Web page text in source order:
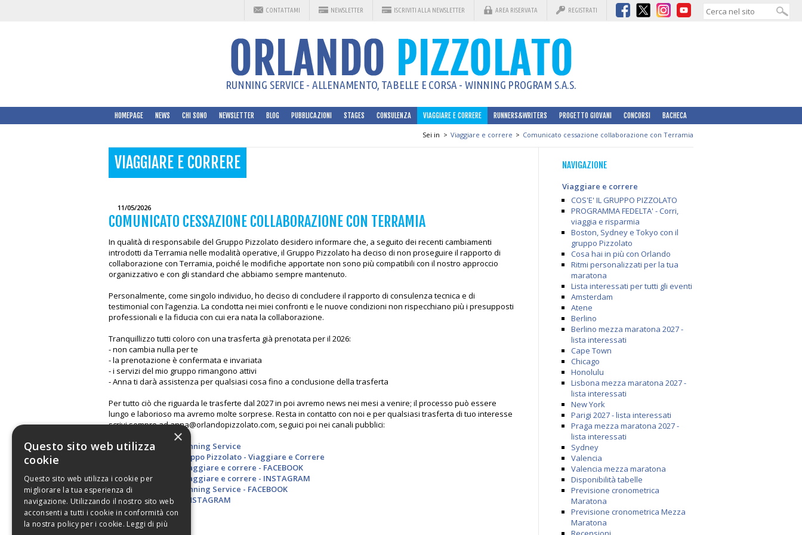
CONTATTAMI NEWSLETTER ISCRIVITI ALLA NEWSLETTER AREA RISERVATA REGISTRATI
RUNNING SERVICE - ALLENAMENTO, TABELLE E CORSA - WINNING PROGRAM S.A.S.
HOMEPAGE NEWS CHI SONO NEWSLETTER BLOG PUBBLICAZIONI STAGES CONSULENZA VIAGGIARE E CORRERE RUNNERS&WRITERS PROGETTO GIOVANI CONCORSI BACHECA
Sei in > Viaggiare e correre > Comunicato cessazione collaborazione con Terramia
VIAGGIARE E CORRERE
11/05/2026
COMUNICATO CESSAZIONE COLLABORAZIONE CON TERRAMIA
In qualità di responsabile del Gruppo Pizzolato desidero informare che, a seguito dei recenti cambiamenti
introdotti da Terramia nelle modalità operative, il Gruppo Pizzolato ha deciso di non proseguire il rapporto di
collaborazione con Terramia, poiché le modifiche apportate non sono più compatibili con il nostro approccio
organizzativo e con gli standard che abbiamo sempre mantenuto.
Personalmente, come singolo individuo, ho deciso di concludere il rapporto di consulenza tecnica e di
testimonial con l’agenzia. La condotta nei miei confronti e le nuove condizioni non rispecchiano più i presupposti
professionali e la fiducia con cui era nata la collaborazione.
Tranquillizzo tutti coloro con una trasferta già prenotata per il 2026:
- non cambia nulla per te
- la prenotazione è confermata e invariata
- i servizi del mio gruppo rimangono attivi
- Anna ti darà assistenza per qualsiasi cosa fino a conclusione della trasferta
Per tutto ciò che riguarda le trasferte dal 2027 in poi avremo news nei mesi a venire; il processo può essere
lungo e laborioso ma avremo molte sorprese. Resta in contatto con noi e per qualsiasi trasferta di tuo interesse
scrivi sempre ad anna@orlandopizzolato.com, seguici poi nei canali pubblici:
Orlando Pizzolato Running Service
Canale Whatsapp Gruppo Pizzolato - Viaggiare e Correre
Gruppo Pizzolato - Viaggiare e correre - FACEBOOK
Gruppo Pizzolato - Viaggiare e correre - INSTAGRAM
Orlando Pizzolato Running Service - FACEBOOK
Orlando Pizzolato - INSTAGRAM
Orlando Pizzolato
NAVIGAZIONE
Viaggiare e correre
COS'E' IL GRUPPO PIZZOLATO
PROGRAMMA FEDELTA' - Corri,
viaggia e risparmia
Boston, Sydney e Tokyo con il
gruppo Pizzolato
Cosa hai in più con Orlando
Ritmi personalizzati per la tua
maratona
Lista interessati per tutti gli eventi
Amsterdam
Atene
Berlino
Berlino mezza maratona 2027 -
lista interessati
Cape Town
Chicago
Honolulu
Lisbona mezza maratona 2027 -
lista interessati
New York
Parigi 2027 - lista interessati
Praga mezza maratona 2027 -
lista interessati
Sydney
Valencia
Valencia mezza maratona
Disponibilità tabelle
Previsione cronometrica
Maratona
Previsione cronometrica Mezza
Maratona
×
Questo sito web utilizza
cookie
Questo sito web utilizza i cookie per
migliorare la tua esperienza di
navigazione. Utilizzando il nostro sito web
acconsenti a tutti i cookie in conformità con
la nostra policy per i cookie. Leggi di più